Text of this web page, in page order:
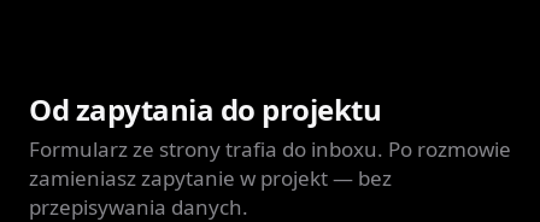
Od zapytania do projektu
Formularz ze strony trafia do inboxu. Po rozmowie
zamieniasz zapytanie w projekt — bez
przepisywania danych.